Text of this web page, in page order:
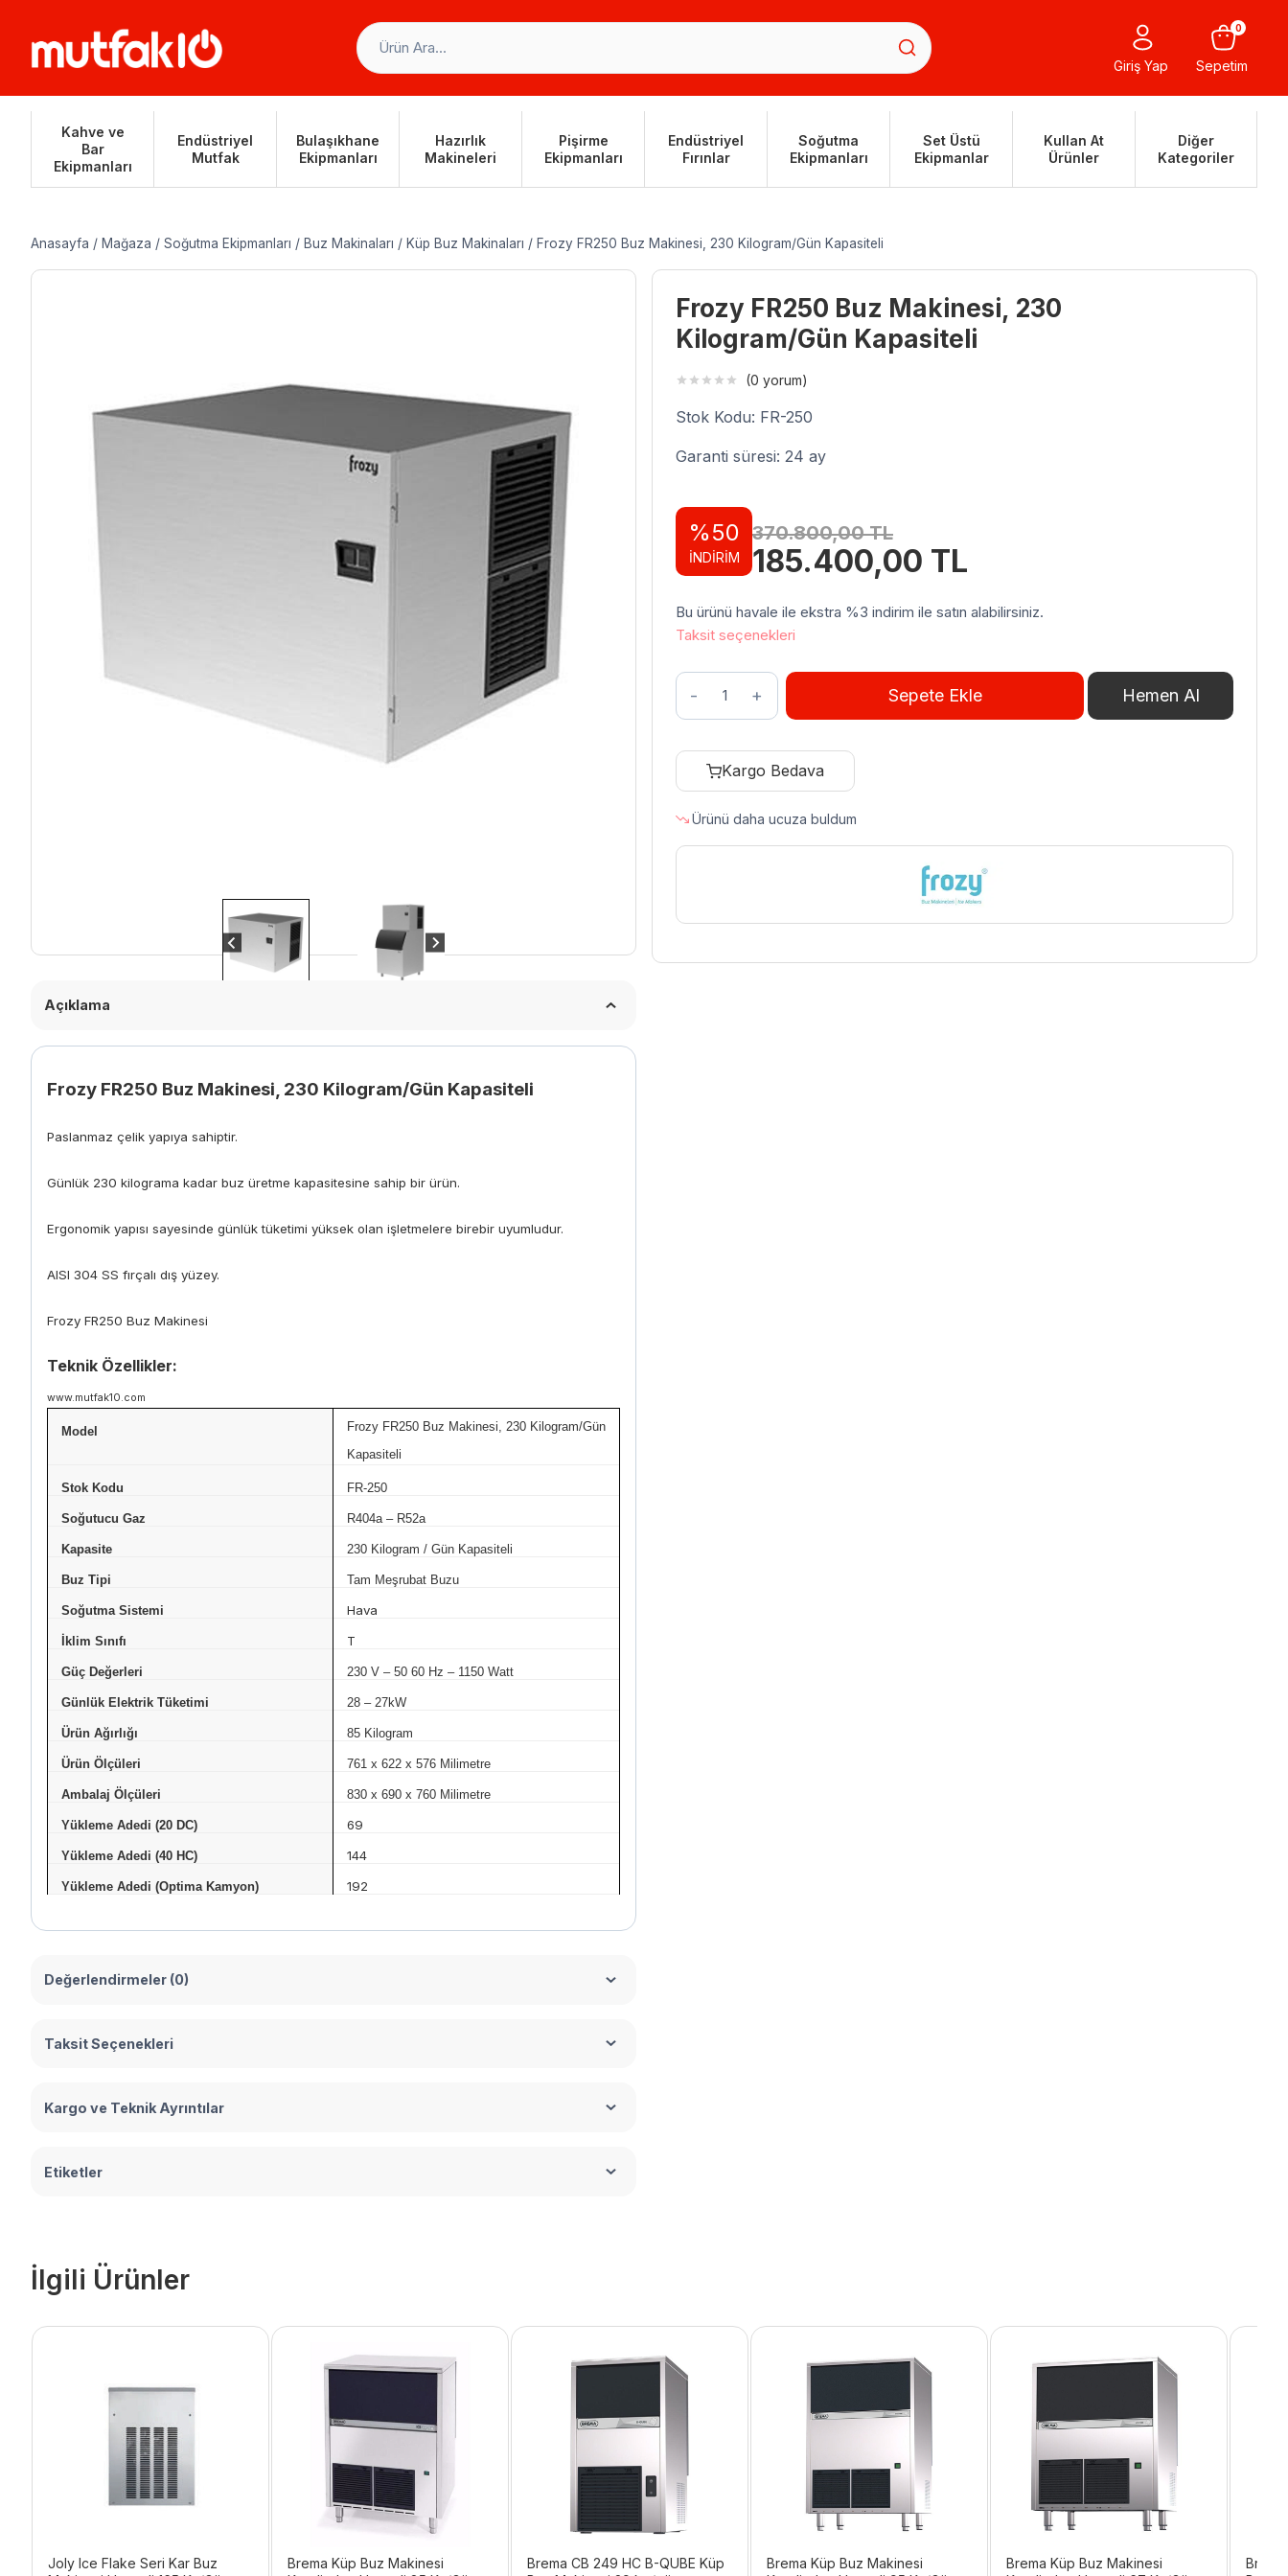
Giriş Yap Sepetim
0
Kahve ve
Bar
Ekipmanları
Endüstriyel
Mutfak
Bulaşıkhane
Ekipmanları
Hazırlık
Makineleri
Pişirme
Ekipmanları
Endüstriyel
Fırınlar
Soğutma
Ekipmanları
Set Üstü
Ekipmanlar
Kullan At
Ürünler
Diğer
Kategoriler
Anasayfa / Mağaza / Soğutma Ekipmanları / Buz Makinaları / Küp Buz Makinaları / Frozy FR250 Buz Makinesi, 230 Kilogram/Gün Kapasiteli
Açıklama
Frozy FR250 Buz Makinesi, 230 Kilogram/Gün Kapasiteli
Paslanmaz çelik yapıya sahiptir.
Günlük 230 kilograma kadar buz üretme kapasitesine sahip bir ürün.
Ergonomik yapısı sayesinde günlük tüketimi yüksek olan işletmelere birebir uyumludur.
AISI 304 SS fırçalı dış yüzey.
Frozy FR250 Buz Makinesi
Teknik Özellikler:
www.mutfak10.com
Model
Frozy FR250 Buz Makinesi, 230 Kilogram/Gün
Kapasiteli
Stok Kodu FR-250
Soğutucu Gaz R404a – R52a
Kapasite 230 Kilogram / Gün Kapasiteli
Buz Tipi Tam Meşrubat Buzu
Soğutma Sistemi Hava
İklim Sınıfı T
Güç Değerleri 230 V – 50 60 Hz – 1150 Watt
Günlük Elektrik Tüketimi 28 – 27kW
Ürün Ağırlığı 85 Kilogram
Ürün Ölçüleri 761 x 622 x 576 Milimetre
Ambalaj Ölçüleri 830 x 690 x 760 Milimetre
Yükleme Adedi (20 DC) 69
Yükleme Adedi (40 HC) 144
Yükleme Adedi (Optima Kamyon) 192
Değerlendirmeler (0)
Taksit Seçenekleri
Kargo ve Teknik Ayrıntılar
Etiketler
Frozy FR250 Buz Makinesi, 230
Kilogram/Gün Kapasiteli
(0 yorum)
Stok Kodu: FR-250
Garanti süresi: 24 ay
%50
İNDİRİM
370.800,00TL
Orijinal
370.800,00 TL.
185.400,00 TL
fiyat:
Bu ürünü havale ile ekstra %3 indirim ile satın alabilirsiniz.
Taksit seçenekleri
Frozy
FR250
Makinesi,
Kapasiteli
adet
Sepete Ekle Hemen Al
Kargo Bedava
Ürünü daha ucuza buldum
İlgili Ürünler
Joly Ice Flake Seri Kar Buz
Brema Küp Buz Makinesi
Brema CB 249 HC B-QUBE Küp
Brema Küp Buz Makinesi
Brema Küp Buz Makinesi